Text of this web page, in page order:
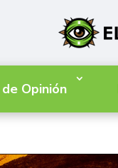
Opinión